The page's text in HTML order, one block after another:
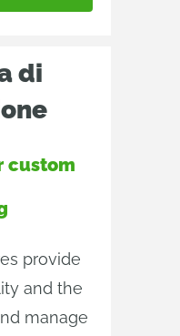
di
custom
provide
and the
manage